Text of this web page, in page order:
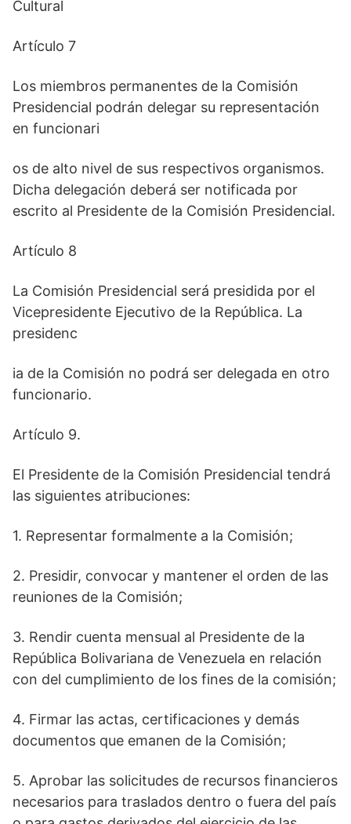
Cultural
Artículo 7
Los miembros permanentes de la Comisión
Presidencial podrán delegar su representación
en funcionari
os de alto nivel de sus respectivos organismos.
Dicha delegación deberá ser notificada por
escrito al Presidente de la Comisión Presidencial.
Artículo 8
La Comisión Presidencial será presidida por el
Vicepresidente Ejecutivo de la República. La
presidenc
ia de la Comisión no podrá ser delegada en otro
funcionario.
Artículo 9.
El Presidente de la Comisión Presidencial tendrá
las siguientes atribuciones:
1. Representar formalmente a la Comisión;
2. Presidir, convocar y mantener el orden de las
reuniones de la Comisión;
3. Rendir cuenta mensual al Presidente de la
República Bolivariana de Venezuela en relación
con del cumplimiento de los fines de la comisión;
4. Firmar las actas, certificaciones y demás
documentos que emanen de la Comisión;
5. Aprobar las solicitudes de recursos financieros
necesarios para traslados dentro o fuera del país